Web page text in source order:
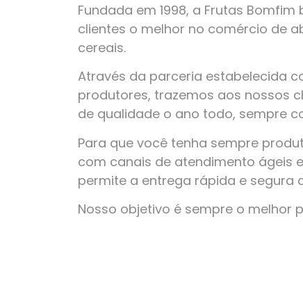
Fundada em 1998, a Frutas
clientes o melhor no comércio de
cereais.
Através da parceria estabelecida
produtores, trazemos aos nossos
de qualidade o ano todo, sempre
Para que você tenha sempre
com canais de atendimento ágeis
permite a entrega rápida e segura
Nosso objetivo é sempre o melhor